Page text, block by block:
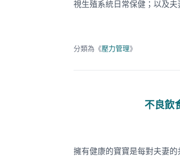
視生殖系統日常保健；以及
分類為《壓力管理》
不良飲
擁有健康的寶寶是每對夫妻